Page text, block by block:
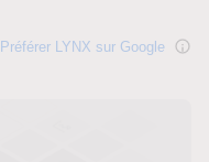
Préférer LYNX sur Google